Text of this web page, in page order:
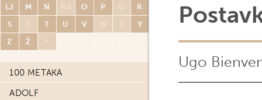
LJ
M N NJ O P Q
R
S
Š T U V W X
Y
Z
Ž *
100 METAKA
ADOLF
Ugo